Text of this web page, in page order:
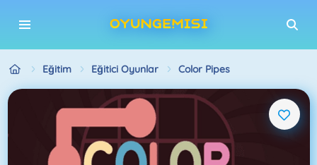
Eğitim Eğitici Oyunlar Color Pipes